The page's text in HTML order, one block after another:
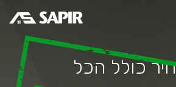
כולל הכל